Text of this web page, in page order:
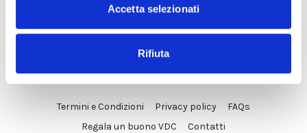
Accetta selezionati
Rifiuta
Termini e Condizioni Privacy policy
FAQs
Regala un buono VDC
Contatti